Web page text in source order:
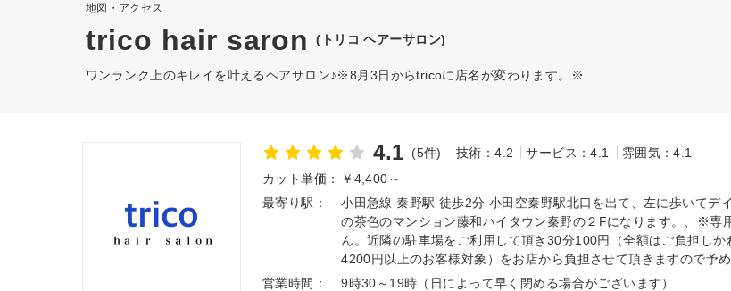
地図・アクセス
trico hair saron (トリコ ヘアーサロン)
ワンランク上のキレイを叶えるヘアサロン♪※8月3日からtricoに店名が変わります。※
4.1 (5件) 技術：4.2 サービス：4.1
雰囲気：4.1
カット単価：
￥4,400～
最寄り駅：
小田急線 秦野駅 徒歩2分 小田空秦野駅北口を出て、左に歩いてデ
の茶色のマンション藤和ハイタウン秦野の２Fになります。、※専
ん。近隣の駐車場をご利用して頂き30分100円（全額はご負担しか
4200円以上のお客様対象）をお店から負担させて頂きますので予
営業時間：
9時30～19時（日によって早く閉める場合がございます）